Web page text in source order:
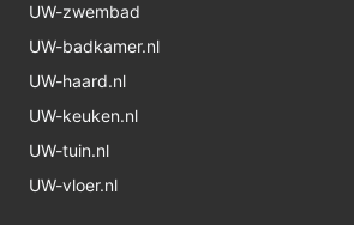
UW-zwembad
UW-badkamer.nl
UW-haard.nl
UW-keuken.nl
UW-tuin.nl
UW-vloer.nl